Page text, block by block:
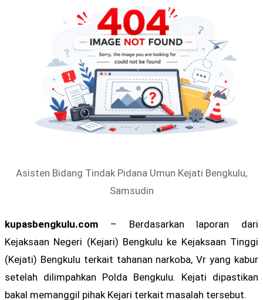
Asisten Bidang Tindak Pidana Umun Kejati Bengkulu,
Samsudin
kupasbengkulu.com – Berdasarkan laporan dari
Kejaksaan Negeri (Kejari) Bengkulu ke Kejaksaan Tinggi
(Kejati) Bengkulu terkait tahanan narkoba, Vr yang kabur
setelah dilimpahkan Polda Bengkulu. Kejati dipastikan
bakal memanggil pihak Kejari terkait masalah tersebut.